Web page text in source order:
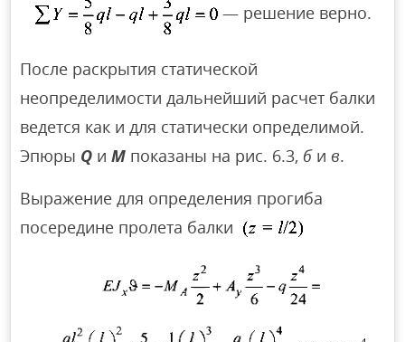
— решение верно.
После раскрытия статической
неопределимости дальнейший расчет балки
ведется как и для статически определимой.
Эпюры Q иМ показаны на рис. 6.3, би в.
Выражение для определения прогиба
посередине пролета балки